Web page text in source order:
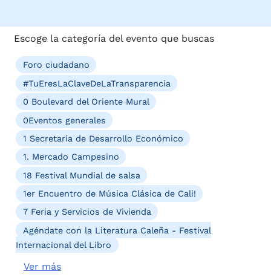
Escoge la categoría del evento que buscas
Foro ciudadano
#TuEresLaClaveDeLaTransparencia
0 Boulevard del Oriente Mural
0Eventos generales
1 Secretaría de Desarrollo Económico
1. Mercado Campesino
18 Festival Mundial de salsa
1er Encuentro de Música Clásica de Cali!
7 Feria y Servicios de Vivienda
Agéndate con la Literatura Caleña - Festival
Internacional del Libro
Ver más